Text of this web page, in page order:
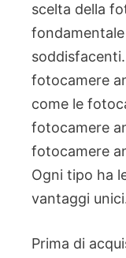
scelta della
fotocamere
come le
fotocamere
fotocamere
Ogni tipo ha
vantaggi
Prima di